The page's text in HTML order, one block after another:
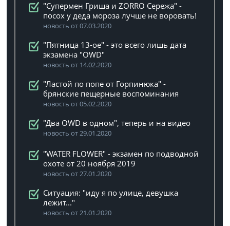
"Супермен Гриша и ZORRO Сережа" -
посох у деда мороза лучше не воровать!
новость от 07.03.2020
"Пятница 13-ое" - это всего лишь дата
экзамена "OWD"
новость от 14.02.2020
"Ластой по попе от Горпинюка" -
брянские пещерные воспоминания
новость от 05.02.2020
"Два OWD в одном", теперь и на видео
новость от 29.01.2020
"WATER FLOWER" - экзамен по подводной
охоте от 20 ноября 2019
новость от 27.01.2020
Ситуация: "иду я по улице, девушка
лежит..."
новость от 21.01.2020